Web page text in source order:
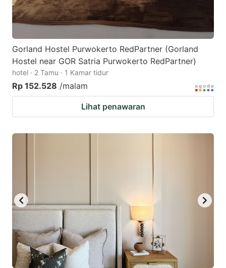
Gorland Hostel Purwokerto RedPartner (Gorland
Hostel near GOR Satria Purwokerto RedPartner)
hotel · 2 Tamu · 1 Kamar tidur
Rp 152.528 /malam
Lihat penawaran